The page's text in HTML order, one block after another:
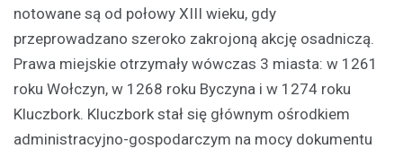
notowane są od połowy XIII wieku, gdy
przeprowadzano szeroko zakrojoną akcję osadniczą.
Prawa miejskie otrzymały wówczas 3 miasta: w 1261
roku Wołczyn, w 1268 roku Byczyna i w 1274 roku
Kluczbork. Kluczbork stał się głównym ośrodkiem
administracyjno-gospodarczym na mocy dokumentu